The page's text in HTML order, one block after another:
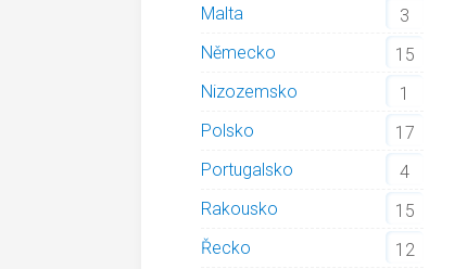
Malta
3
Německo
15
Nizozemsko
1
Polsko
17
Portugalsko
4
Rakousko
15
Řecko
12